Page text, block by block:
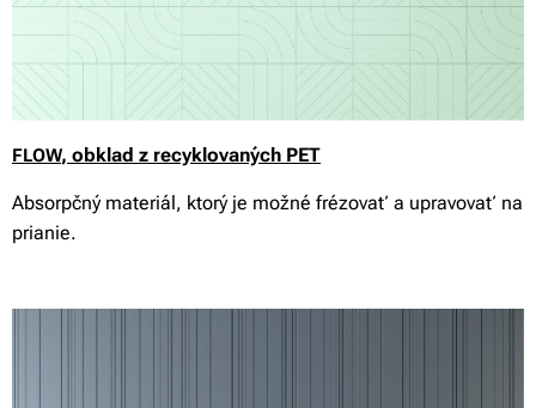
FLOW, obklad z recyklovaných PET
Absorpčný materiál, ktorý je možné frézovať a upravovať na
prianie.